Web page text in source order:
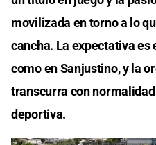
movilizada en torno a lo
cancha. La expectativa es
como en Sanjustino, y la
transcurra con
deportiva.